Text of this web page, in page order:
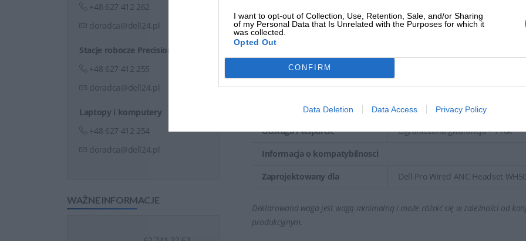
I want to opt-out of Collection, Use, Retention, Sale, and/or Sharing
of my Personal Data that Is Unrelated with the Purposes for which it
was collected.
Opted Out
CONFIRM
Data Deletion Data Access Privacy Policy
+48 627 412 262
doradca@dell24.pl
Stacje robocze Precision
+48 627 412 255
doradca@dell24.pl
Laptopy i komputery
+48 627 412 254
doradca@dell24.pl
WAŻNE INFORMACJE
Głębokość 1.78 cm
Wysokość
Kolor Czerń apollo
Gwarancja producenta
Obsługa i wsparcie Ograniczona gwarancja - 1 rok
Informacja o kompatybilnosci
Zaprojektowany dla Dell Pro Wired ANC Headset
Deklarowana waga jest wagą minimalną i może różnić się w zależności od
produkcyjnym.